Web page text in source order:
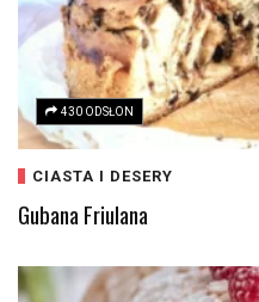
430 ODSŁON
CIASTA I DESERY
Gubana Friulana